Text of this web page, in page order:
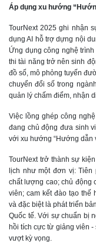
Áp dụng xu hướng
TourNext 2025 ghi nhận
dụng AI hỗ trợ dựng nội
Ứng dụng công nghệ
thi tài năng trở nên sinh
đồ số, mô phỏng tuyến
chuyển đổi số trong
quản lý chấm điểm, nhận
Việc lồng ghép công
đang chủ động đưa sinh
với xu hướng “Hướng dẫn
TourNext trở thành sự
lịch như một đơn vị:
chất lượng cao; chủ động
viên; cam kết đào tạo thế
và đặc biệt là phát triển
Quốc tế. Với sự chuẩn bị
hồi tích cực từ giảng viên
vượt kỳ vọng.